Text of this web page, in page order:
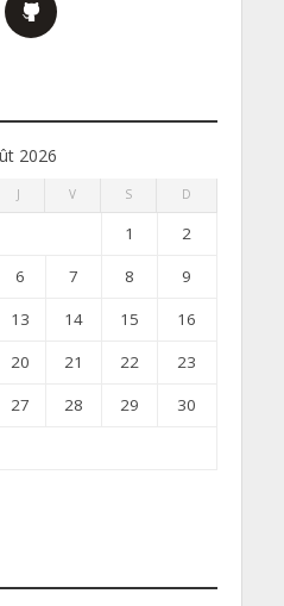
2026
J V S D
1
2
6 7 8
9
13 14 15
16
20 21 22
23
27 28 29
30